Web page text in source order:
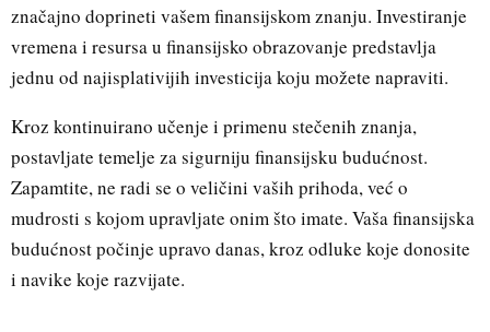
značajno doprineti vašem finansijskom znanju. Investiranje
vremena i resursa u finansijsko obrazovanje predstavlja
jednu od najisplativijih investicija koju možete napraviti.
Kroz kontinuirano učenje i primenu stečenih znanja,
postavljate temelje za sigurniju finansijsku budućnost.
Zapamtite, ne radi se o veličini vaših prihoda, već o
mudrosti s kojom upravljate onim što imate. Vaša finansijska
budućnost počinje upravo danas, kroz odluke koje donosite
i navike koje razvijate.